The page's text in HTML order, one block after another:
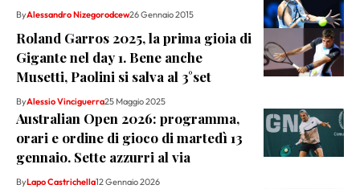
ByAlessandro Nizegorodcew26 Gennaio 2015
Roland Garros 2025, la prima gioia di
Gigante nel day 1. Bene anche
Musetti, Paolini si salva al 3°set
ByAlessio Vinciguerra25 Maggio 2025
Australian Open 2026: programma,
orari e ordine di gioco di martedì 13
gennaio. Sette azzurri al via
ByLapo Castrichella12 Gennaio 2026